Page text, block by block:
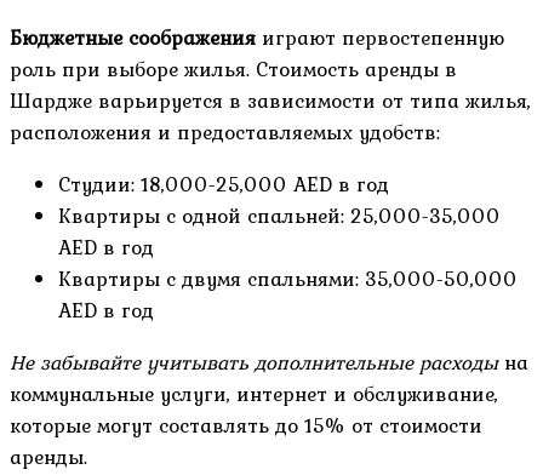
Бюджетные соображения играют первостепенную
роль при выборе жилья. Стоимость аренды в
Шардже варьируется в зависимости от типа жилья,
расположения и предоставляемых удобств:
Студии: 18,000-25,000 AED в год
Квартиры с одной спальней: 25,000-35,000
AED в год
Квартиры с двумя спальнями: 35,000-50,000
AED в год
Не забывайте учитывать дополнительные расходына
коммунальные услуги, интернет и обслуживание,
которые могут составлять до 15% от стоимости
аренды.